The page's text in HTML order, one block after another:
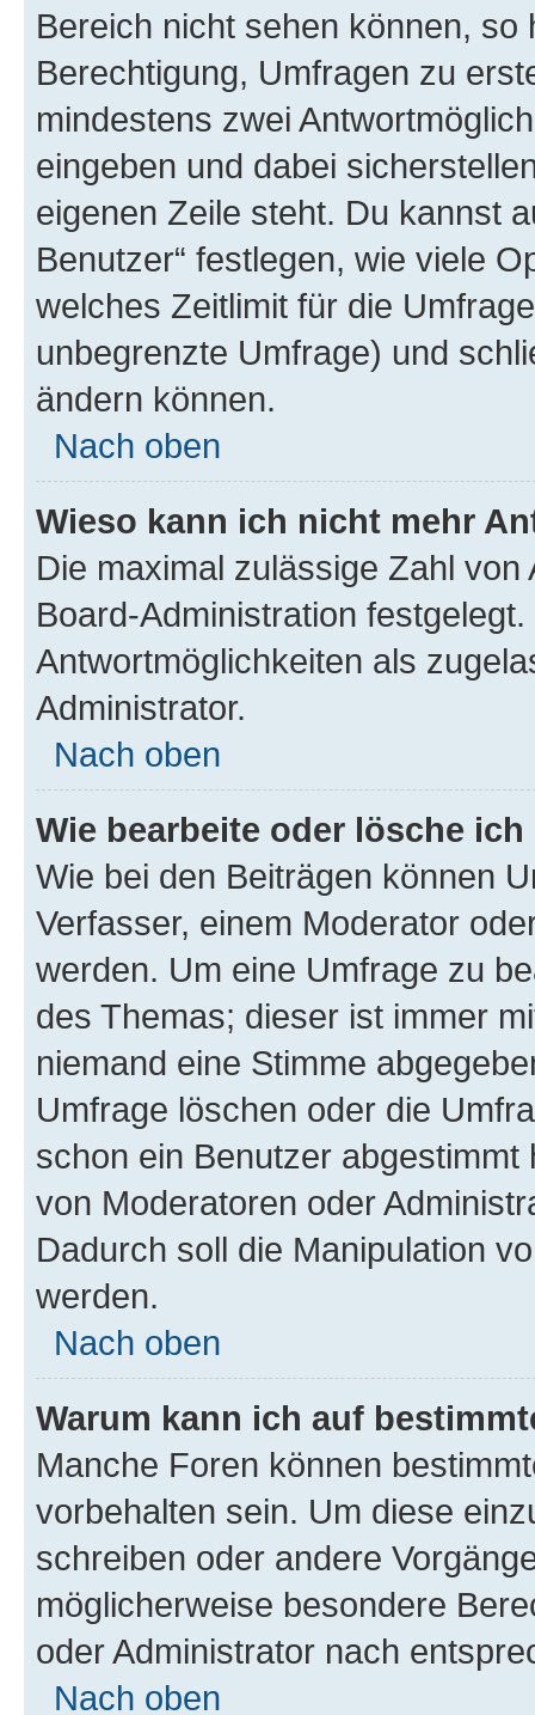
Bereich nicht sehen können,
Berechtigung, Umfragen zu
mindestens zwei
eingeben und dabei
eigenen Zeile steht. Du kannst
Benutzer“ festlegen, wie viele
welches Zeitlimit für die
unbegrenzte Umfrage) und
ändern können.
Nach oben
Wieso kann ich nicht mehr
Die maximal zulässige Zahl
Board-Administration
Antwortmöglichkeiten als
Administrator.
Nach oben
Wie bearbeite oder lösche
Wie bei den Beiträgen können
Verfasser, einem Moderator
werden. Um eine Umfrage zu
des Themas; dieser ist immer
niemand eine Stimme
Umfrage löschen oder die
schon ein Benutzer
von Moderatoren oder
Dadurch soll die Manipulation
werden.
Nach oben
Warum kann ich auf
Manche Foren können
vorbehalten sein. Um diese
schreiben oder andere
möglicherweise besondere
oder Administrator nach
Nach oben